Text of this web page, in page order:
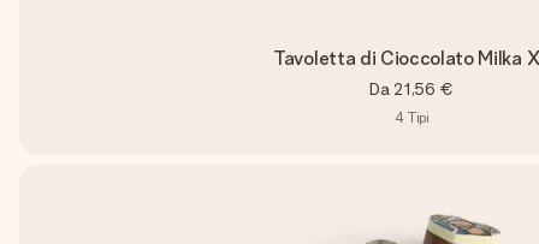
Tavoletta di Cioccolato Milka
Da 21,56 €
4 Tipi